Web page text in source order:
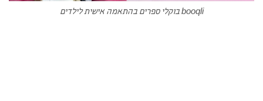
booqli בוקלי ספרים בהתאמה אישית לילדים